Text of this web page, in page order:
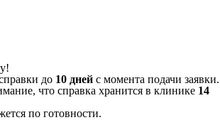
до 10 дней с момента подачи заявки.
что справка хранится в клинике 14
по готовности.